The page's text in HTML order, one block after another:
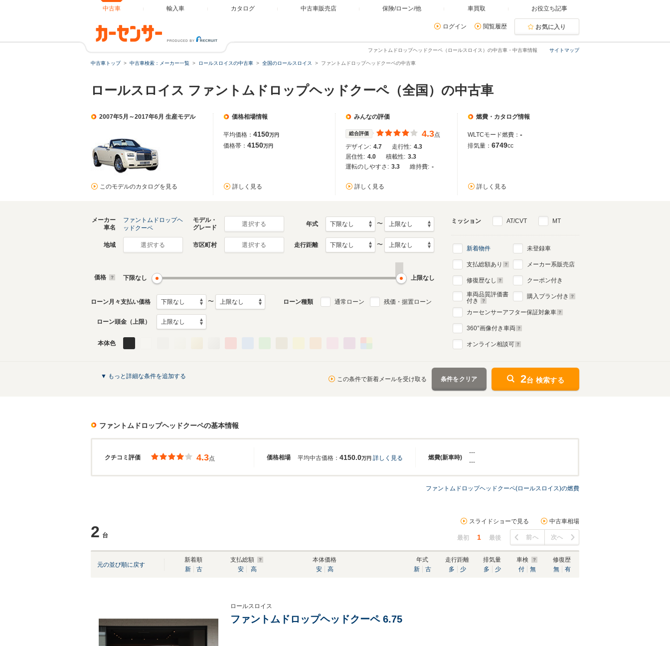
中古車 輸入車 カタログ 中古車販売店 保険/ローン/他 車買取 お役立ち記事
ログイン 閲覧履歴 お気に入り
サイトマップ
ファントムドロップヘッドクーペ（ロールスロイス）の中古車・中古車情報
中古車トップ 中古車検索：メーカー一覧 ロールスロイスの中古車 全国のロールスロイス ファントムドロップヘッドクーペの中古車
ロールスロイス ファントムドロップヘッドクーペ（全国）の中古車
2007年5月～2017年6月 生産モデル
このモデルのカタログを見る
価格相場情報
平均価格： 4150万円
価格帯： 4150万円
詳しく見る
みんなの評価
総合評価 4.3点
デザイン: 4.7 走行性: 4.3
居住性: 4.0 積載性: 3.3
運転のしやすさ: 3.3 維持費: -
詳しく見る
燃費・カタログ情報
WLTCモード燃費： -
排気量： 6749cc
詳しく見る
メーカー
車名
ファントムドロップヘ
ッドクーペ
モデル・
グレード
選択する 年式 〜
地域 選択する 市区町村 選択する 走行距離 〜
価格 下限なし 上限なし
ローン月々支払い価格 〜 ローン種類 通常ローン 残価・据置ローン
ローン頭金（上限）
本体色
ミッション AT/CVT MT
新着物件
支払総額あり
修復歴なし
車両品質評価書
付き
未登録車
メーカー系販売店
クーポン付き
購入プラン付き
カーセンサーアフター保証対象車
360°画像付き車両
オンライン相談可
▼ もっと詳細な条件を追加する この条件で新着メールを受け取る 条件をクリア 2台 検索する
ファントムドロップヘッドクーペの基本情報
クチコミ評価 価格相場 燃費(新車時)
4.3点 平均中古価格： 4150.0万円 詳しく見る
---
---
ファントムドロップヘッドクーペ(ロールスロイス)の燃費
2 台
スライドショーで見る 中古車相場
最初 1 最後 前へ 次へ
元の並び順に戻す
新着順
新
古
支払総額
安
高
本体価格
安
高
年式
新
古
走行距離
多
少
排気量
多
少
車検
付
無
修復歴
無
有
ロールスロイス
ファントムドロップヘッドクーペ 6.75